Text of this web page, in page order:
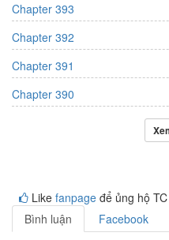
Chapter 393
Chapter 392
Chapter 391
Chapter 390
Like fanpage để ủng hộ
Bình luận
Facebook